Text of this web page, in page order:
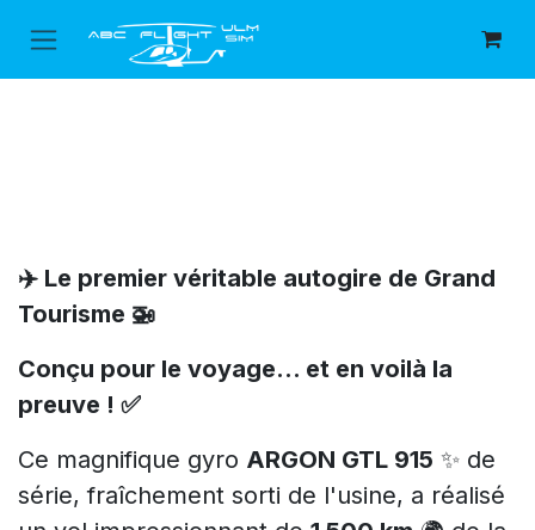
Skip to Content
✈️ Le premier véritable autogire de Grand
Tourisme 🚁
Conçu pour le voyage… et en voilà la
preuve ! ✅
Ce magnifique gyro ARGON GTL 915 ✨ de
série, fraîchement sorti de l'usine, a réalisé